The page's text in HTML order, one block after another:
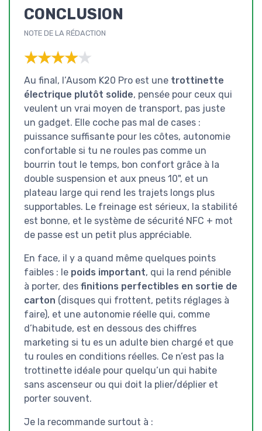
CONCLUSION
NOTE DE LA RÉDACTION
★★★★★
★★★★★
Au final, l’Ausom K20 Pro est une trottinette
électrique plutôt solide, pensée pour ceux qui
veulent un vrai moyen de transport, pas juste
un gadget. Elle coche pas mal de cases :
puissance suffisante pour les côtes, autonomie
confortable si tu ne roules pas comme un
bourrin tout le temps, bon confort grâce à la
double suspension et aux pneus 10", et un
plateau large qui rend les trajets longs plus
supportables. Le freinage est sérieux, la stabilité
est bonne, et le système de sécurité NFC + mot
de passe est un petit plus appréciable.
En face, il y a quand même quelques points
faibles : le poids important, qui la rend pénible
à porter, des finitions perfectibles en sortie de
carton (disques qui frottent, petits réglages à
faire), et une autonomie réelle qui, comme
d’habitude, est en dessous des chiffres
marketing si tu es un adulte bien chargé et que
tu roules en conditions réelles. Ce n’est pas la
trottinette idéale pour quelqu’un qui habite
sans ascenseur ou qui doit la plier/déplier et
porter souvent.
Je la recommande surtout à :